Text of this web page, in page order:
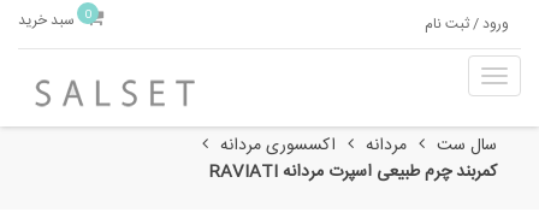
ورود / ثبت نام 0 سبد خرید
T
o
g
g
l
سال ست مردانه
اکسسوری مردانه
کمربند چرم طبیعی اسپرت مردانه RAVIATI